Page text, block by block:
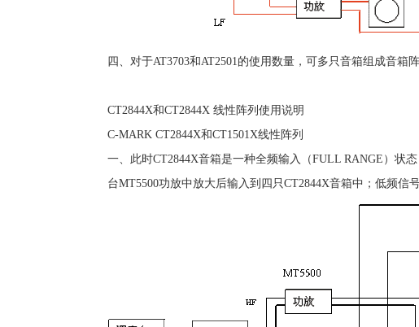
四、对于AT3703和AT2501的使用数量，可多只音箱组成音
CT2844X和CT2844X 线性阵列使用说明
C-MARK CT2844X和CT1501X线性阵列
一、此时CT2844X音箱是一种全频输入（FULL RANGE）状
台MT5500功放中放大后输入到四只CT2844X音箱中；低频信